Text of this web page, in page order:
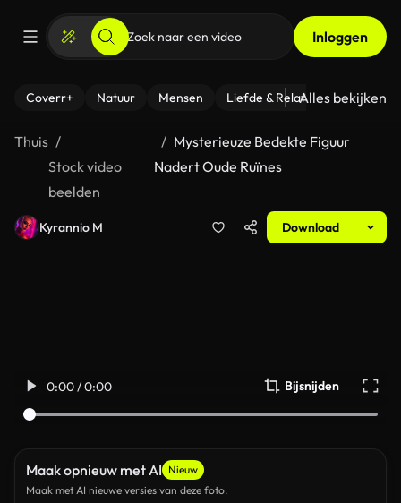
Inloggen
Coverr+ Natuur Mensen Liefde & Relaties - Fitness
Alles bekijken
Thuis
Stock video
beelden
Mysterieuze Bedekte Figuur
Nadert Oude Ruïnes
Kyrannio M Download
0:00 / 0:00 Bijsnijden
Maak opnieuw met AI Nieuw
Maak met AI nieuwe versies van deze foto.